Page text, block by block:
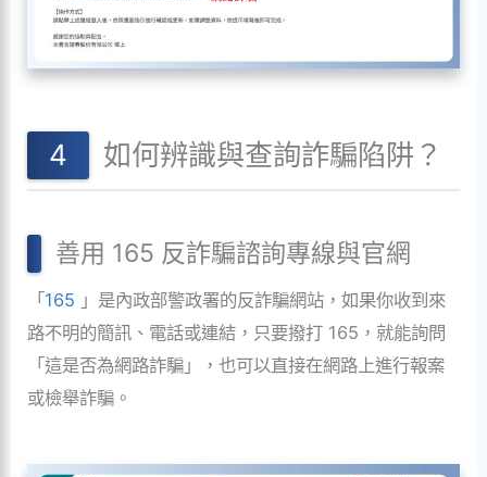
如何辨識與查詢詐騙陷阱？
善用 165 反詐騙諮詢專線與官網
「 165 」是內政部警政署的反詐騙網站，如果你收到來
路不明的簡訊、電話或連結，只要撥打 165，就能詢問
「這是否為網路詐騙」，也可以直接在網路上進行報案
或檢舉詐騙。